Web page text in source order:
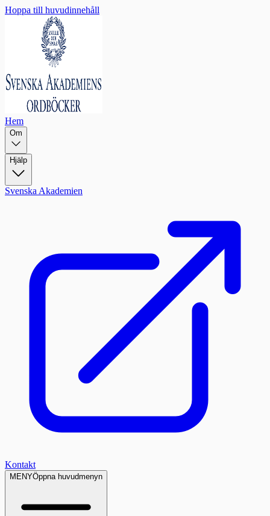
Hoppa till huvudinnehåll
Hem
Om
Hjälp
Svenska Akademien
Kontakt
MENYÖppna huvudmenyn